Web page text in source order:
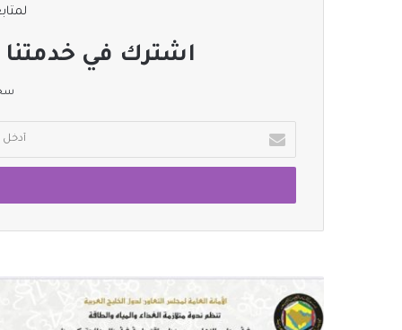
اشترك في خدمتنا
بريدك
الإلكتروني
العامة
ل